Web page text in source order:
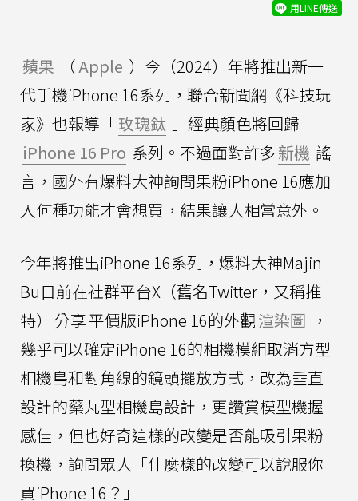
用LINE傳送
蘋果 （Apple ）今（2024）年將推出新一
代手機iPhone 16系列，聯合新聞網《科技玩
家》也報導「玫瑰鈦 」經典顏色將回歸
iPhone 16 Pro 系列。不過面對許多新機 謠
言，國外有爆料大神詢問果粉iPhone 16應加
入何種功能才會想買，結果讓人相當意外。
今年將推出iPhone 16系列，爆料大神Majin
Bu日前在社群平台X（舊名Twitter，又稱推
特） 分享平價版iPhone 16的外觀渲染圖 ，
幾乎可以確定iPhone 16的相機模組取消方型
相機島和對角線的鏡頭擺放方式，改為垂直
設計的藥丸型相機島設計，更讚賞模型機握
感佳，但也好奇這樣的改變是否能吸引果粉
換機，詢問眾人「什麼樣的改變可以說服你
買iPhone 16？」